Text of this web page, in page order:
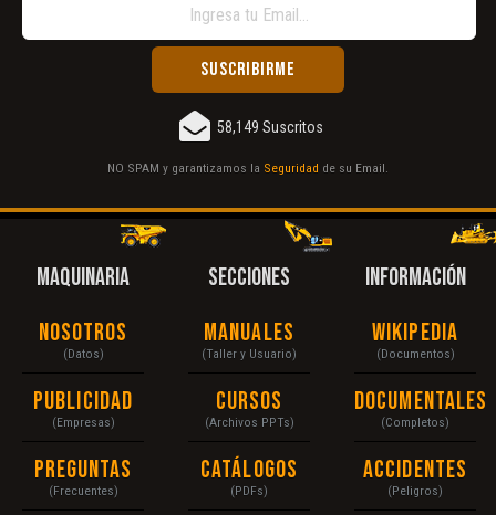
58,149 Suscritos
NO SPAM y garantizamos la Seguridad de su Email.
MAQUINARIA
Nosotros
(Datos)
Publicidad
(Empresas)
Preguntas
(Frecuentes)
SECCIONES
Manuales
(Taller y Usuario)
Cursos
(Archivos PPTs)
Catálogos
(PDFs)
INFORMACIÓN
Wikipedia
(Documentos)
Documentales
(Completos)
Accidentes
(Peligros)